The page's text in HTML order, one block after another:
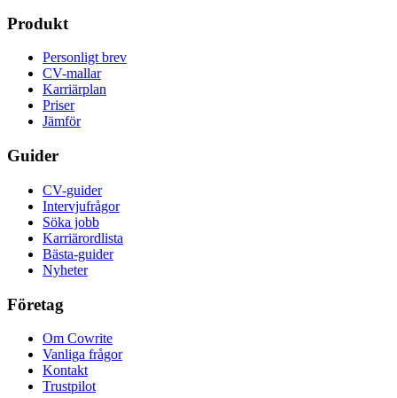
Produkt
Personligt brev
CV-mallar
Karriärplan
Priser
Jämför
Guider
CV-guider
Intervjufrågor
Söka jobb
Karriärordlista
Bästa-guider
Nyheter
Företag
Om Cowrite
Vanliga frågor
Kontakt
Trustpilot